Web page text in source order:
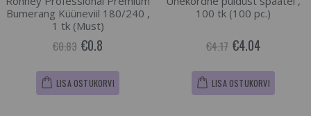
Bumerang Küüneviil 180/240 ,
1 tk (Must)
€0.83 €0.8
LISA OSTUKORVI
100 tk (100 pc.)
€4.17 €4.04
LISA OSTUKORVI